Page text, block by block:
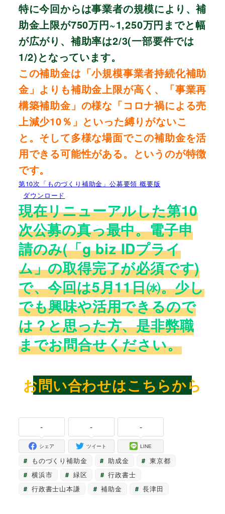
特に今回からは事業者の規模により、補
助金上限が750万円~1,250万円までと幅
が広がり、補助率は2/3(一部要件では
1/2)となっています。
この補助金は「小規模事業者持続化補助
金」よりも補助金上限が高く、「事業再
構築補助金」の様な「コロナ禍による売
上減少10％」といった縛りがないこ
と。そして多様な場面でこの補助金を活
用できる可能性がある。というのが特徴
です。
第10次「ものづくり補助金」公募要領 概要版
ダウンロード
現在リニューアルした第10
次公募の真っ最中。電子申
請のみ(「g biz IDプライ
ム」の取得完了が必須です)
で、今回は5月11日㈬。少し
でも興味や活用できるので
は？と思った方、是非弊職
までお問合せください。
お問い合わせはこちらから
-
シェア
-
ツイート
-
LINE
ものづくり補助金 助成金
東京都
横浜市
緑区
行政書士
行政書士山本謙
補助金 長津田